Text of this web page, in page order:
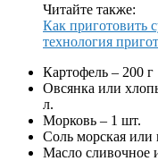
Читайте также:
Как приготовить
технология
Картофель – 200 г
Овсянка или
л.
Морковь – 1 шт.
Соль морская или
Масло сливочное